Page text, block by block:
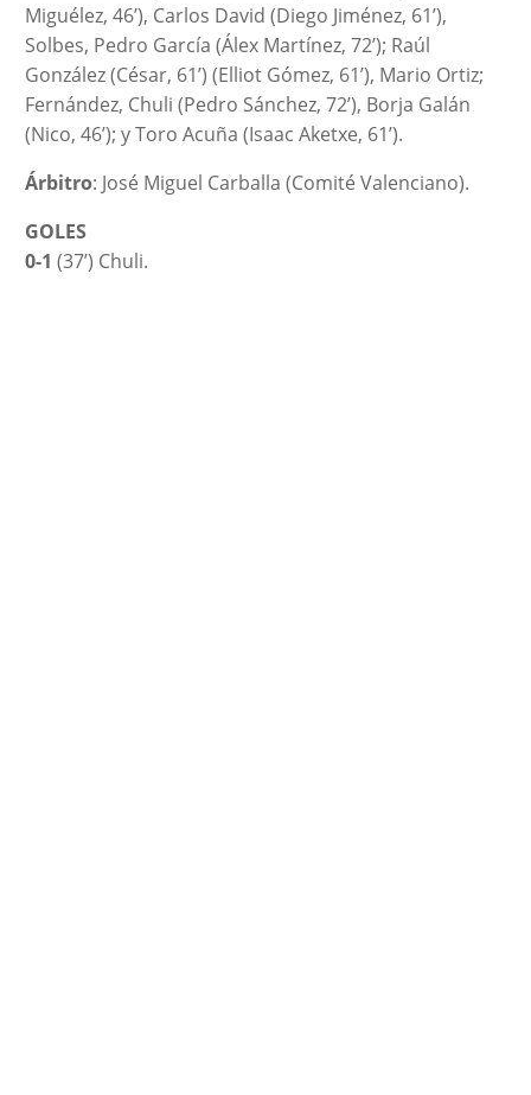
Miguélez, 46’), Carlos David (Diego Jiménez, 61’),
Solbes, Pedro García (Álex Martínez, 72’); Raúl
González (César, 61’) (Elliot Gómez, 61’), Mario Ortiz;
Fernández, Chuli (Pedro Sánchez, 72’), Borja Galán
(Nico, 46’); y Toro Acuña (Isaac Aketxe, 61’).
Árbitro: José Miguel Carballa (Comité Valenciano).
GOLES
0-1 (37’) Chuli.